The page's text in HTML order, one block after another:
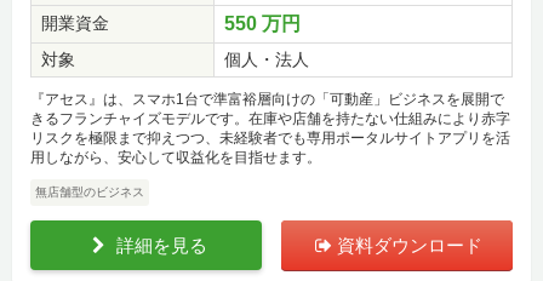
開業資金
550 万円
対象 個人・法人
『アセス』は、スマホ1台で準富裕層向けの「可動産」ビジネスを展開で
きるフランチャイズモデルです。在庫や店舗を持たない仕組みにより赤字
リスクを極限まで抑えつつ、未経験者でも専用ポータルサイトアプリを活
用しながら、安心して収益化を目指せます。
無店舗型のビジネス
詳細を見る 資料ダウンロード